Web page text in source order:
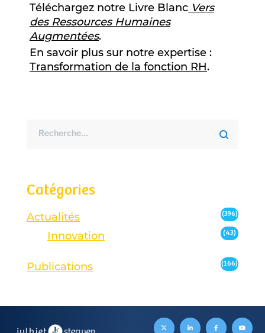
Téléchargez notre Livre Blanc Vers
des Ressources Humaines
Augmentées.
En savoir plus sur notre expertise :
Transformation de la fonction RH.
Catégories
Actualités (396)
Innovation (43)
Publications (166)